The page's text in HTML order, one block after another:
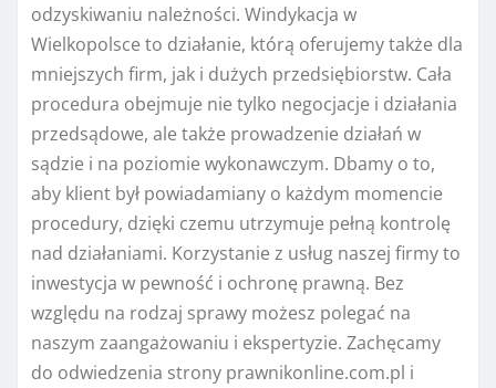
odzyskiwaniu należności. Windykacja w
Wielkopolsce to działanie, którą oferujemy także dla
mniejszych firm, jak i dużych przedsiębiorstw. Cała
procedura obejmuje nie tylko negocjacje i działania
przedsądowe, ale także prowadzenie działań w
sądzie i na poziomie wykonawczym. Dbamy o to,
aby klient był powiadamiany o każdym momencie
procedury, dzięki czemu utrzymuje pełną kontrolę
nad działaniami. Korzystanie z usług naszej firmy to
inwestycja w pewność i ochronę prawną. Bez
względu na rodzaj sprawy możesz polegać na
naszym zaangażowaniu i ekspertyzie. Zachęcamy
do odwiedzenia strony prawnikonline.com.pl i